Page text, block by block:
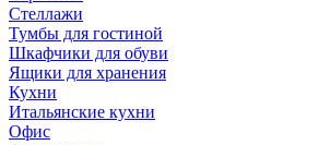
Стеллажи
Тумбы для гостиной
Шкафчики для обуви
Ящики для хранения
Кухни
Итальянские кухни
Офис